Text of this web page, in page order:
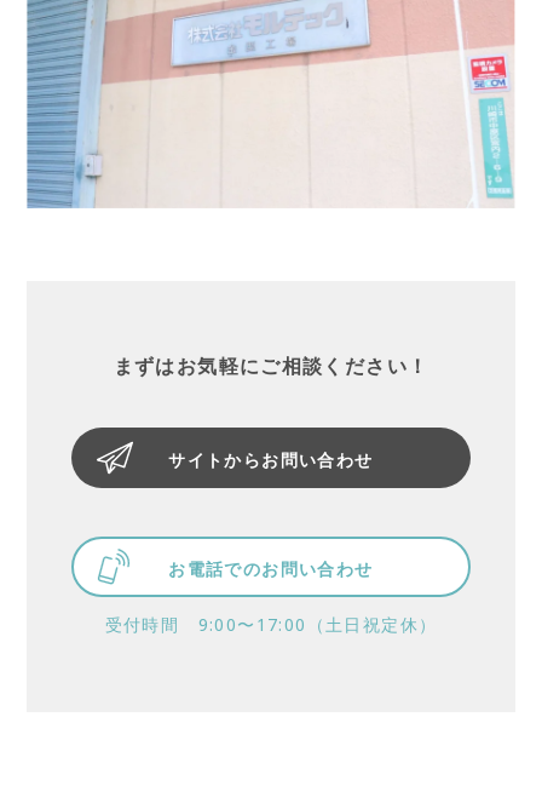
まずはお気軽にご相談ください！
サイトからお問い合わせ
お電話でのお問い合わせ
受付時間 9:00〜17:00（土日祝定休）